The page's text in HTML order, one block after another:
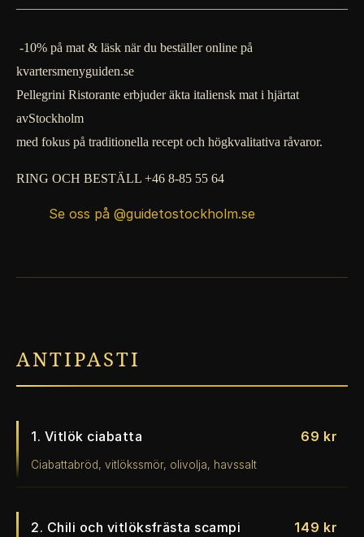
-10% på mat & läsk när du beställer online på
kvartersmenyguiden.se
Pellegrini Ristorante erbjuder äkta italiensk mat i hjärtat
avStockholm
med fokus på traditionella recept och högkvalitativa råvaror.
RING OCH BESTÄLL +46 8-85 55 64
Se oss på @guidetostockholm.se
ANTIPASTI
1. Vitlök ciabatta 69 kr
Ciabattabröd, vitlökssmör, olivolja, havssalt
2. Chili och vitlöksfrästa scampi 149 kr